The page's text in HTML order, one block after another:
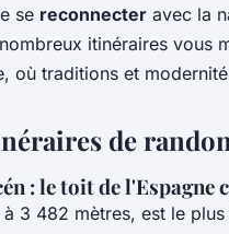
se reconnecter avec la
itinéraires vous
où traditions et
de
: le toit de l'Espagne
3 482 mètres, est le